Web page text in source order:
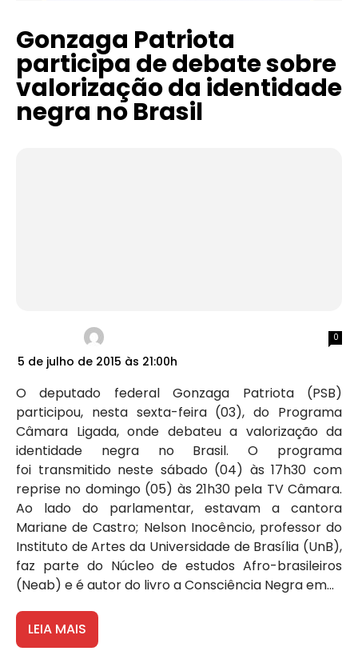
Gonzaga Patriota
participa de debate sobre
valorização da identidade
negra no Brasil
5 de julho de 2015 às 21:00h
0
O deputado federal Gonzaga Patriota (PSB)
participou, nesta sexta-feira (03), do Programa
Câmara Ligada, onde debateu a valorização da
identidade negra no Brasil. O programa
foi transmitido neste sábado (04) às 17h30 com
reprise no domingo (05) às 21h30 pela TV Câmara.
Ao lado do parlamentar, estavam a cantora
Mariane de Castro; Nelson Inocêncio, professor do
Instituto de Artes da Universidade de Brasília (UnB),
faz parte do Núcleo de estudos Afro-brasileiros
(Neab) e é autor do livro a Consciência Negra em...
LEIA MAIS